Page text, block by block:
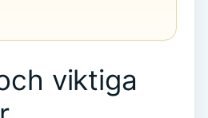
viktiga